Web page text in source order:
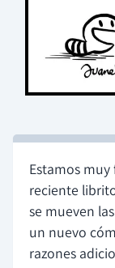
Estamos
reciente
se mueven
un nuevo
razones